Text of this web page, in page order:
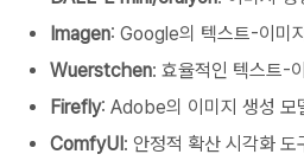
Imagen: Google의 텍스트-이미
Wuerstchen: 효율적인 텍스트-
Firefly: Adobe의 이미지 생성 모
ComfyUI: 안정적 확산 시각화 도